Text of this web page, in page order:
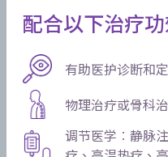
配合以下治疗
有助医护诊断和
物理治疗或骨科
调节医学︰静脉